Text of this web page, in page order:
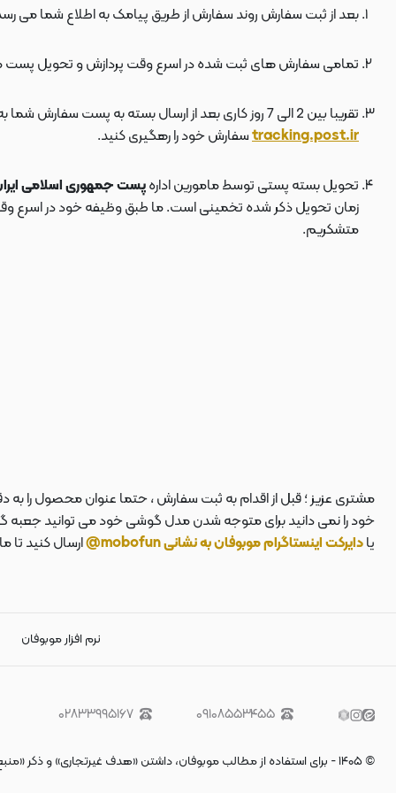
بعد از ثبت سفارش روند سفارش از طریق پیامک به اطلاع شما می
تمامی سفارش های ثبت شده در اسرع وقت پردازش و تحویل
تقریبا بین 2 الی 7 روز کاری بعد از ارسال بسته به پست سفارش شما به دستتان می رسد . بعد از ارسال بسته به پست ، کد مرسوله هم برای شما پیامک می شود که توسط آن می توانید در سایت پست به نشانی
tracking.post.irسفارش خود را رهگیری کنید.
تحویل بسته پستی توسط مامورین ادارهپست جمهوری اسلامی
زمان تحویل ذکر شده تخمینی است. ما طبق وظیفه خود در اسرع وقت
متشکریم.
مشتری عزیز ؛ قبل از اقدام به ثبت سفارش ، حتما عنوان محصول را
خود را نمی دانید برای متوجه شدن مدل گوشی خود می توانید جعبه
یادایرکت اینستاگرام موبوفان به نشانی mobofun@ ارسال کنید
نرم افزار موبوفان
۰۹۱۰۸۵۵۳۴۵۵ ۰۲۸۳۳۹۹۵۱۶۷
©۱۴۰۵- برای استفاده از مطالب موبوفان، داشتن «هدف غیرتجاری» و ذکر